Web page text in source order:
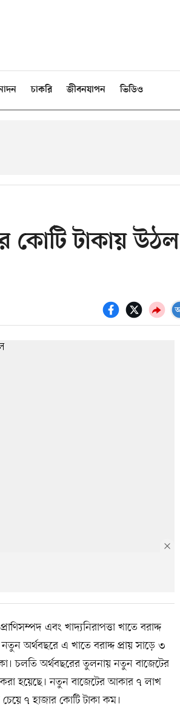
চাকরি জীবনযাপন ভিডিও
কোটি টাকায় উঠল
এবং খাদ্যনিরাপত্তা খাতে বরাদ্দ
অর্থবছরে এ খাতে বরাদ্দ প্রায় সাড়ে ৩
চলতি অর্থবছরের তুলনায় নতুন বাজেটের
হয়েছে। নতুন বাজেটের আকার ৭ লাখ
৭ হাজার কোটি টাকা কম।